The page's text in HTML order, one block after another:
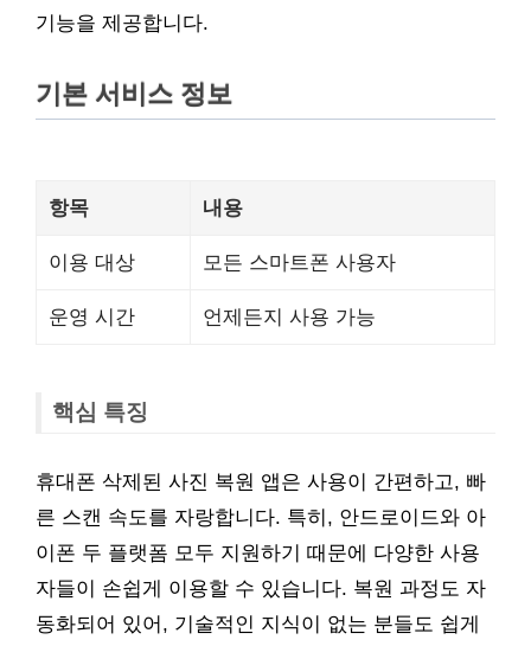
기능을 제공합니다.
기본 서비스 정보
항목 내용
이용 대상 모든 스마트폰 사용자
운영 시간 언제든지 사용 가능
핵심 특징
휴대폰 삭제된 사진 복원 앱은 사용이 간편하고, 빠
른 스캔 속도를 자랑합니다. 특히, 안드로이드와 아
이폰 두 플랫폼 모두 지원하기 때문에 다양한 사용
자들이 손쉽게 이용할 수 있습니다. 복원 과정도 자
동화되어 있어, 기술적인 지식이 없는 분들도 쉽게